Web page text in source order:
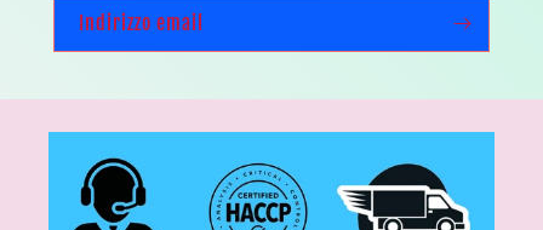
Indirizzo email